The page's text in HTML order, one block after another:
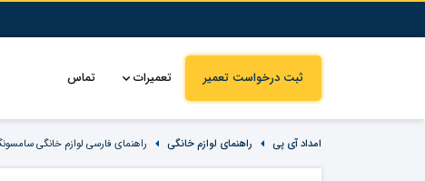
ثبت درخواست تعمیر تعمیرات تماس
امداد آی پی راهنمای لوازم خانگی راهنمای فارسی لوازم خانگی